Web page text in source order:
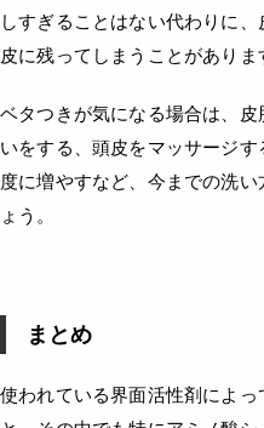
しすぎることはない代わりに
皮に残ってしまうことがありま
ベタつきが気になる場合は、
いをする、頭皮をマッサージ
度に増やすなど、今までの洗
ょう。
まとめ
使われている界面活性剤によ